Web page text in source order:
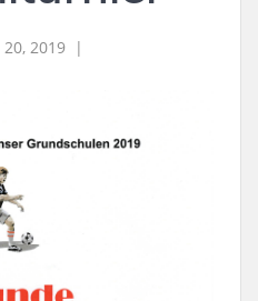
20, 2019 |